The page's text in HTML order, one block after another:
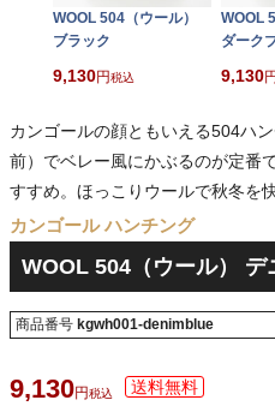
WOOL 504（ウール）
ブラック
9,130 税込
WOOL
ダーク
9,130
カンゴールの顔ともいえる504ハ
前）でベレー風にかぶるのが定番
すすめ。ほっこりウールで秋冬を快
カンゴール ハンチング
WOOL 504（ウール） デ
商品番号 kgwh001-denimblue
9,130 税込